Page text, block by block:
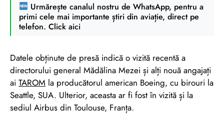
Urmărește canalul nostru de WhatsApp, pentru a
primi cele mai importante știri din aviație, direct pe
telefon. Click aici
Datele obținute de presă indică o vizită recentă a
directorului general Mădălina Mezei și alți nouă angajați
ai TAROM la producătorul american Boeing, cu birouri la
Seattle, SUA. Ulterior, aceasta ar fi fost în vizită și la
sediul Airbus din Toulouse, Franța.